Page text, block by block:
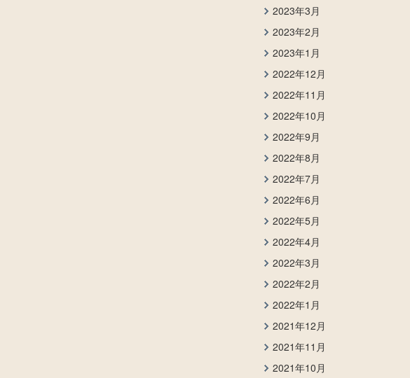
2023年3月
2023年2月
2023年1月
2022年12月
2022年11月
2022年10月
2022年9月
2022年8月
2022年7月
2022年6月
2022年5月
2022年4月
2022年3月
2022年2月
2022年1月
2021年12月
2021年11月
2021年10月